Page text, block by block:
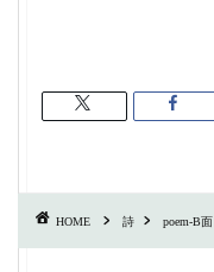
HOME 詩 poem-B面